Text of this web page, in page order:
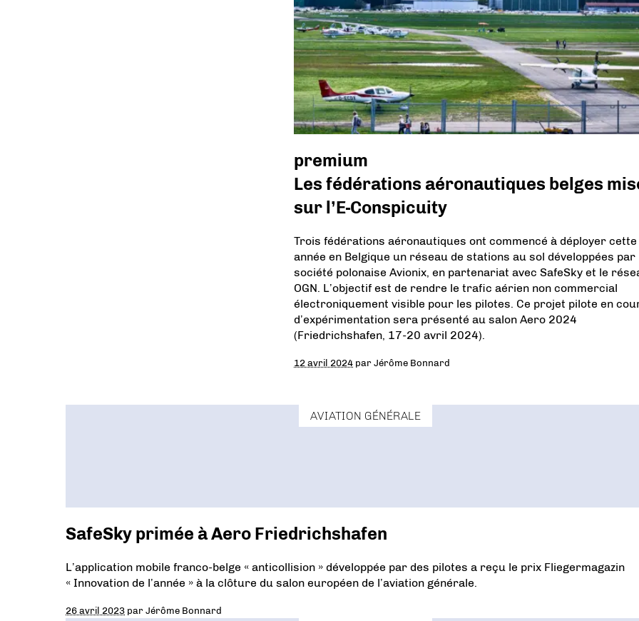
premium
Les fédérations aéronautiques belges
sur l’E-Conspicuity
Trois fédérations aéronautiques ont commencé à déployer cette
année en Belgique un réseau de stations au sol développées par
société polonaise Avionix, en partenariat avec SafeSky et le
OGN. L’objectif est de rendre le trafic aérien non commercial
électroniquement visible pour les pilotes. Ce projet pilote en
d’expérimentation sera présenté au salon Aero 2024
(Friedrichshafen, 17-20 avril 2024).
12 avril 2024 parJérôme Bonnard
AVIATION GÉNÉRALE
SafeSky primée à Aero Friedrichshafen
L’application mobile franco-belge « anticollision » développée par des pilotes a reçu le prix Fliegermagazin
« Innovation de l’année » à la clôture du salon européen de l’aviation générale.
26 avril 2023 parJérôme Bonnard